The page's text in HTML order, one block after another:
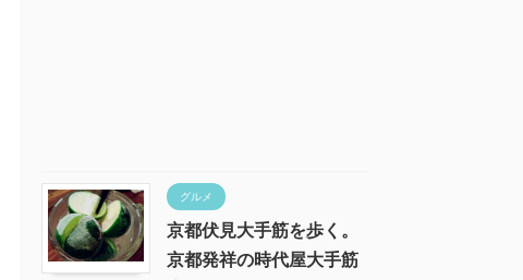
グルメ
京都伏見大手筋を歩く。
京都発祥の時代屋大手筋